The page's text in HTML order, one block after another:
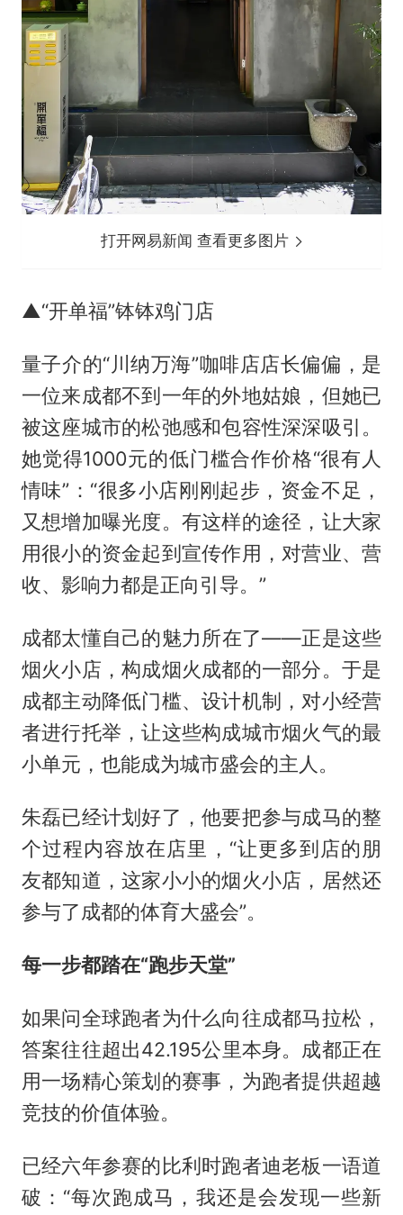
打开网易新闻 查看更多图片
▲“开单福”钵钵鸡门店
量子介的“川纳万海”咖啡店店长偏偏，是
一位来成都不到一年的外地姑娘，但她已
被这座城市的松弛感和包容性深深吸引。
她觉得1000元的低门槛合作价格“很有人
情味”：“很多小店刚刚起步，资金不足，
又想增加曝光度。有这样的途径，让大家
用很小的资金起到宣传作用，对营业、营
收、影响力都是正向引导。”
成都太懂自己的魅力所在了——正是这些
烟火小店，构成烟火成都的一部分。于是
成都主动降低门槛、设计机制，对小经营
者进行托举，让这些构成城市烟火气的最
小单元，也能成为城市盛会的主人。
朱磊已经计划好了，他要把参与成马的整
个过程内容放在店里，“让更多到店的朋
友都知道，这家小小的烟火小店，居然还
参与了成都的体育大盛会”。
每一步都踏在“跑步天堂”
如果问全球跑者为什么向往成都马拉松，
答案往往超出42.195公里本身。成都正在
用一场精心策划的赛事，为跑者提供超越
竞技的价值体验。
已经六年参赛的比利时跑者迪老板一语道
破：“每次跑成马，我还是会发现一些新